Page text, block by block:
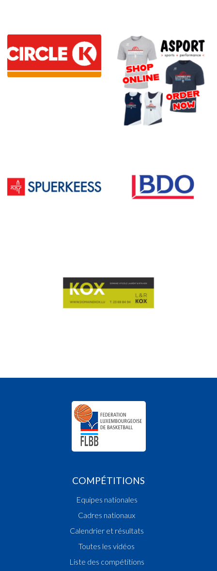
COMPÉTITIONS
Equipes nationales
Cadres nationaux
Calendrier et résultats
Toutes les vidéos
Liste des compétitions